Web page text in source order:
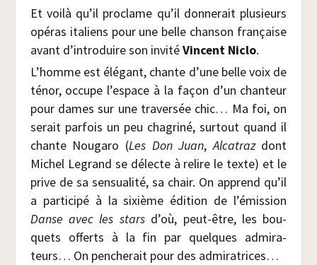
Et voi­là qu’il pro­clame qu’il don­ne­rait plu­sieurs
opé­ras ita­liens pour une belle chan­son fran­çaise
avant d’introduire son invi­téVincent Niclo.
L’homme est élé­gant, chante d’une belle voix de
ténor, occupe l’espace à la façon d’un chan­teur
pour dames sur une tra­ver­sée chic… Ma foi, on
serait par­fois un peu cha­gri­né, sur­tout quand il
chante Nou­ga­ro (Les Don Juan,Alca­trazdont
Michel Legrand se délecte à relire le texte) et le
prive de sa sen­sua­li­té, sa chair. On apprend qu’il
a par­ti­ci­pé à la sixième édi­tion de l’émission
Danse avec les starsd’où, peut-être, les bou­
quets offerts à la fin par quelques admi­ra­
teurs… On pen­che­rait pour des admiratrices…